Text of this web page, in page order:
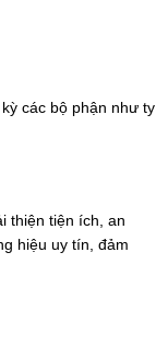
các bộ phận như ty
thiện tiện ích, an
hiệu uy tín, đảm